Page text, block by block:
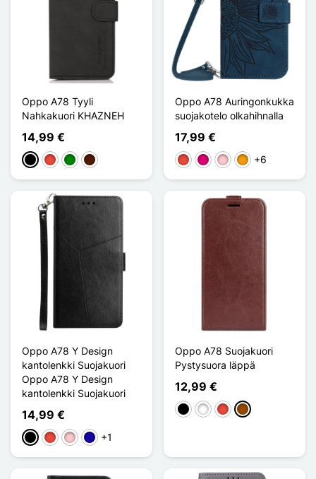
Oppo A78 Tyyli
Nahkakuori KHAZNEH
14,99 €
MustaPunainen
VihreäMarron Foncé
Oppo A78 Auringonkukka
suojakotelo olkahihnalla
17,99 €
Punainen
Magenta
PinkkiOranssi
+6
Oppo A78 Y Design
kantolenkki Suojakuori
Oppo A78 Y Design
kantolenkki Suojakuori
14,99 €
MustaPunainen
PinkkiBleu Foncé
+1
Oppo A78 Suojakuori
Pystysuora läppä
12,99 €
MustaValkoinen
Punainen
Ruskea